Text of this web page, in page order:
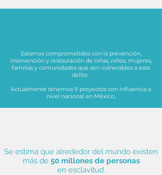
Estamos comprometidos con la prevención,
intervención y restauración de niñas, niños, mujeres,
familias y comunidades que son vulnerables a este
delito.
Actualmente tenemos 9 proyectos con influencia a
nivel nacional en México,
Se estima que alrededor del mundo existen
más de 50 millones de personas
en esclavitud.